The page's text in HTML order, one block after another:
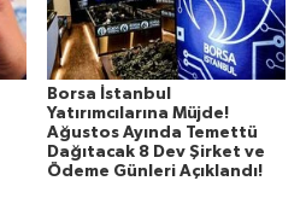
Borsa İstanbul
Yatırımcılarına Müjde!
Ağustos Ayında Temettü
Dağıtacak 8 Dev Şirket ve
Ödeme Günleri Açıklandı!